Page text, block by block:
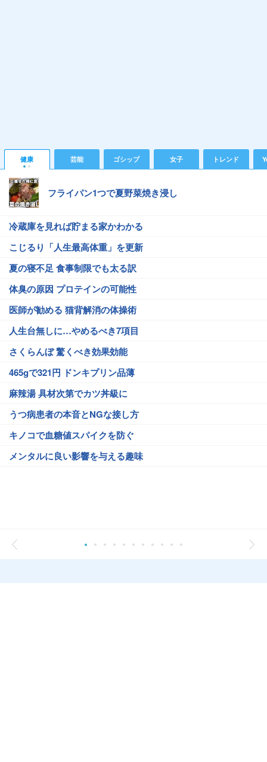
健康 芸能 ゴシップ 女子 トレンド
フライパン1つで夏野菜焼き浸し
冷蔵庫を見れば貯まる家かわかる
こじるり「人生最高体重」を更新
夏の寝不足 食事制限でも太る訳
体臭の原因 プロテインの可能性
医師が勧める 猫背解消の体操術
人生台無しに…やめるべき7項目
さくらんぼ 驚くべき効果効能
465gで321円 ドンキプリン品薄
麻辣湯 具材次第でカツ丼級に
うつ病患者の本音とNGな接し方
キノコで血糖値スパイクを防ぐ
メンタルに良い影響を与える趣味